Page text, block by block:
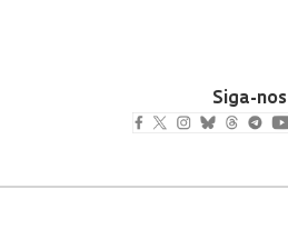
Siga-nos